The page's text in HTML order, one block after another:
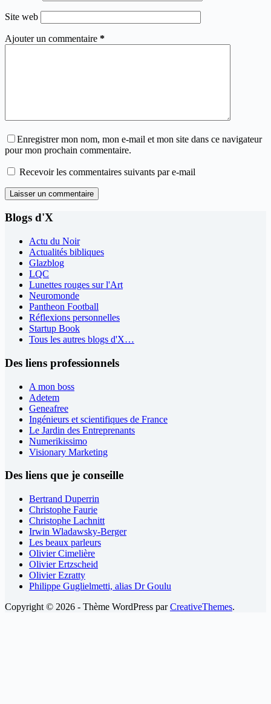
Site web
Ajouter un commentaire *
Enregistrer mon nom, mon e-mail et mon site dans ce navigateur
pour mon prochain commentaire.
Recevoir les commentaires suivants par e-mail
Laisser un commentaire
Blogs d'X
Actu du Noir
Actualités bibliques
Glazblog
LQC
Lunettes rouges sur l'Art
Neuromonde
Pantheon Football
Réflexions personnelles
Startup Book
Tous les autres blogs d'X…
Des liens professionnels
A mon boss
Adetem
Geneafree
Ingénieurs et scientifiques de France
Le Jardin des Entreprenants
Numerikissimo
Visionary Marketing
Des liens que je conseille
Bertrand Duperrin
Christophe Faurie
Christophe Lachnitt
Irwin Wladawsky-Berger
Les beaux parleurs
Olivier Cimelière
Olivier Ertzscheid
Olivier Ezratty
Philippe Guglielmetti, alias Dr Goulu
Copyright © 2026 - Thème WordPress parCreativeThemes.